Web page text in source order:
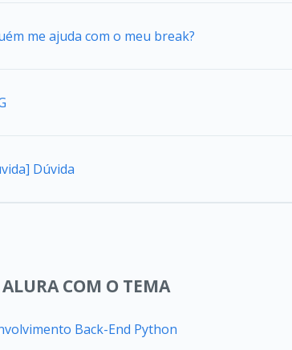
me ajuda com o meu break?
Dúvida
COM O TEMA
Back-End Python